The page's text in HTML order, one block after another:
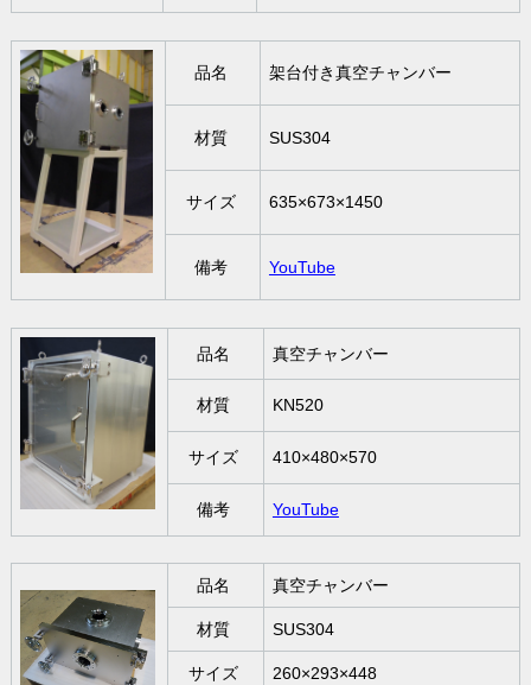
品名 架台付き真空チャンバー
材質 SUS304
サイズ 635×673×1450
備考 YouTube
品名 真空チャンバー
材質 KN520
サイズ 410×480×570
備考 YouTube
品名 真空チャンバー
材質 SUS304
サイズ 260×293×448